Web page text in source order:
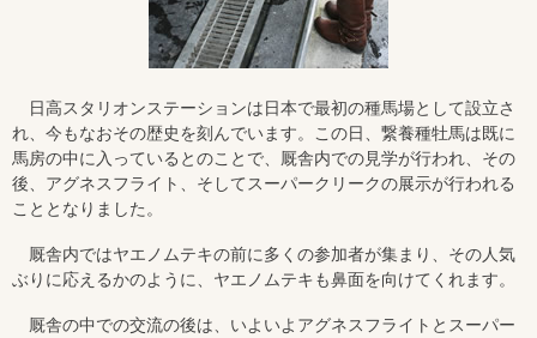
日高スタリオンステーションは日本で最初の種馬場として設立さ
れ、今もなおその歴史を刻んでいます。この日、繋養種牡馬は既に
馬房の中に入っているとのことで、厩舎内での見学が行われ、その
後、アグネスフライト、そしてスーパークリークの展示が行われる
こととなりました。
厩舎内ではヤエノムテキの前に多くの参加者が集まり、その人気
ぶりに応えるかのように、ヤエノムテキも鼻面を向けてくれます。
厩舎の中での交流の後は、いよいよアグネスフライトとスーパー